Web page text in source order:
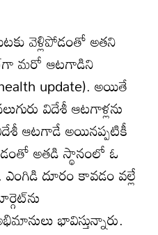
వెళ్లిపోడంతో అతని
మరో ఆటగాడిని
update). అయితే
విదేశీ ఆటగాళ్లను
ఆటగాడే అయినప్పటికీ
అతడి స్థానంలో ఓ
దూరం కావడం వల్లే
భావిస్తున్నారు.